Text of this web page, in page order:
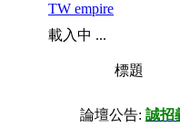
TW empire
載入中 ...
標題
論壇公告: 誠招